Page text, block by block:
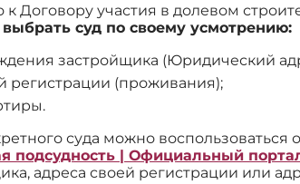
к Договору участия в долевом
суд по своему усмотрению:
застройщика (Юридический
регистрации (проживания);
суда можно
подсудность | Официальный
адреса своей регистрации или